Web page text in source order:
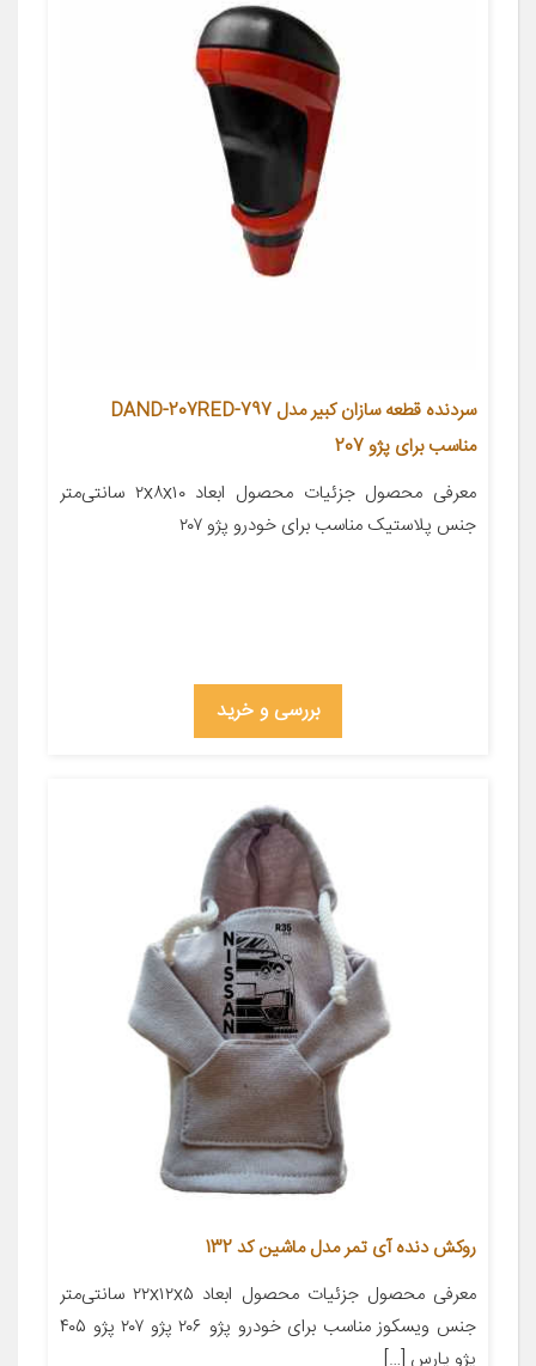
سردنده قطعه سازان کبیر مدل DAND-207RED-797
مناسب برای پژو 207
معرفی محصول جزئیات محصول ابعاد ۲x۸x۱۰ سانتی‌متر
جنس پلاستیک مناسب برای خودرو پژو ۲۰۷
بررسی و خرید
روکش دنده آی تمر مدل ماشین کد 132
معرفی محصول جزئیات محصول ابعاد ۲۲x۱۲x۵ سانتی‌متر
جنس ویسکوز مناسب برای خودرو پژو ۲۰۶ پژو ۲۰۷ پژو ۴۰۵
پژو پارس […]